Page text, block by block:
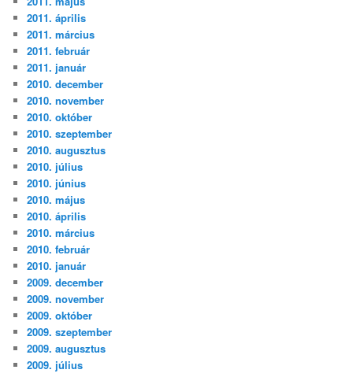
2011. április
2011. március
2011. február
2011. január
2010. december
2010. november
2010. október
2010. szeptember
2010. augusztus
2010. július
2010. június
2010. május
2010. április
2010. március
2010. február
2010. január
2009. december
2009. november
2009. október
2009. szeptember
2009. augusztus
2009. július